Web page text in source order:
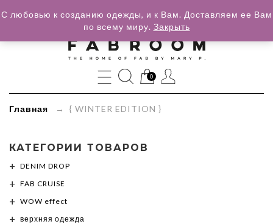
»
Категории
товаров
»
WINTER
EDITION
}
0
Главная → { WINTER EDITION }
КАТЕГОРИИ ТОВАРОВ
DENIM DROP
FAB CRUISE
WOW effect
верхняя одежда
С любовью к созданию одежды, и к Вам. Доставляем ее Вам
по всему миру. Закрыть